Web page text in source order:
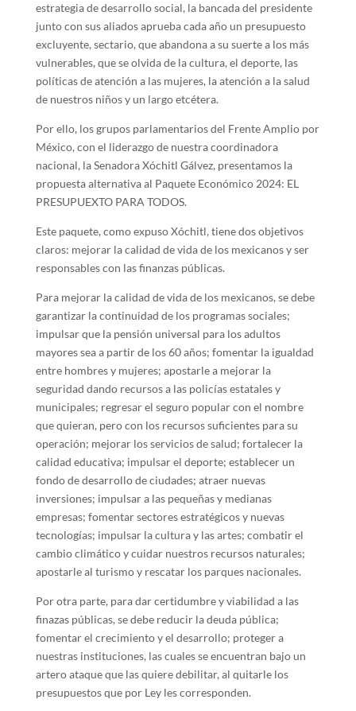
estrategia de desarrollo social, la bancada del presidente
junto con sus aliados aprueba cada año un presupuesto
excluyente, sectario, que abandona a su suerte a los más
vulnerables, que se olvida de la cultura, el deporte, las
políticas de atención a las mujeres, la atención a la salud
de nuestros niños y un largo etcétera.
Por ello, los grupos parlamentarios del Frente Amplio por
México, con el liderazgo de nuestra coordinadora
nacional, la Senadora Xóchitl Gálvez, presentamos la
propuesta alternativa al Paquete Económico 2024: EL
PRESUPUEXTO PARA TODOS.
Este paquete, como expuso Xóchitl, tiene dos objetivos
claros: mejorar la calidad de vida de los mexicanos y ser
responsables con las finanzas públicas.
Para mejorar la calidad de vida de los mexicanos, se debe
garantizar la continuidad de los programas sociales;
impulsar que la pensión universal para los adultos
mayores sea a partir de los 60 años; fomentar la igualdad
entre hombres y mujeres; apostarle a mejorar la
seguridad dando recursos a las policías estatales y
municipales; regresar el seguro popular con el nombre
que quieran, pero con los recursos suficientes para su
operación; mejorar los servicios de salud; fortalecer la
calidad educativa; impulsar el deporte; establecer un
fondo de desarrollo de ciudades; atraer nuevas
inversiones; impulsar a las pequeñas y medianas
empresas; fomentar sectores estratégicos y nuevas
tecnologías; impulsar la cultura y las artes; combatir el
cambio climático y cuidar nuestros recursos naturales;
apostarle al turismo y rescatar los parques nacionales.
Por otra parte, para dar certidumbre y viabilidad a las
finazas públicas, se debe reducir la deuda pública;
fomentar el crecimiento y el desarrollo; proteger a
nuestras instituciones, las cuales se encuentran bajo un
artero ataque que las quiere debilitar, al quitarle los
presupuestos que por Ley les corresponden.